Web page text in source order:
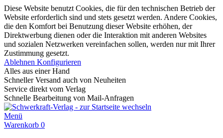
Diese Website benutzt Cookies, die für den technischen Betrieb der
Website erforderlich sind und stets gesetzt werden. Andere Cookies,
die den Komfort bei Benutzung dieser Website erhöhen, der
Direktwerbung dienen oder die Interaktion mit anderen Websites
und sozialen Netzwerken vereinfachen sollen, werden nur mit Ihrer
Zustimmung gesetzt.
Ablehnen Konfigurieren
Alles aus einer Hand
Schneller Versand auch von Neuheiten
Service direkt vom Verlag
Schnelle Bearbeitung von Mail-Anfragen
Menü
Warenkorb 0